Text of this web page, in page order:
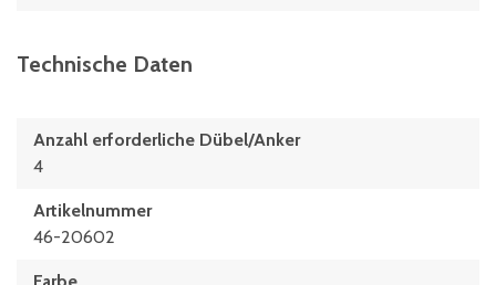
Technische Daten
Anzahl erforderliche Dübel/Anker
4
Artikelnummer
46-20602